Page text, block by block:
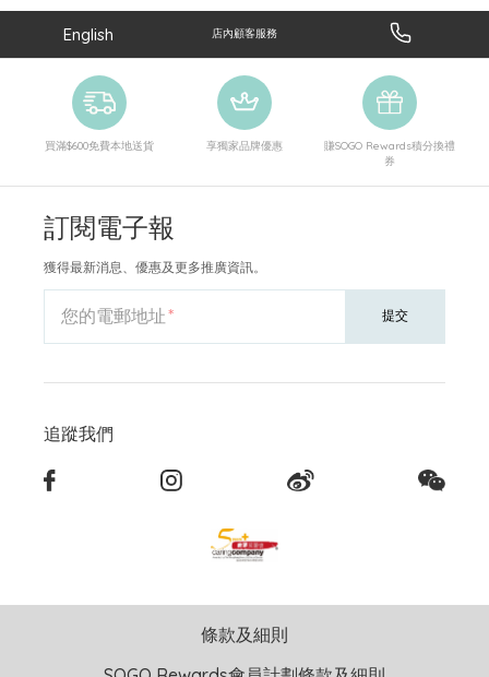
English 店內顧客服務
買滿$600免費本地送貨 享獨家品牌優惠
賺SOGO Rewards積分換禮
券
訂閱電子報
獲得最新消息、優惠及更多推廣資訊。
您的電郵地址 提交
追蹤我們
條款及細則